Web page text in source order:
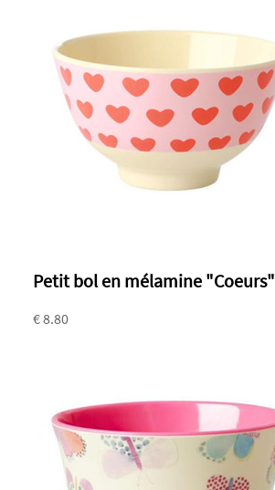
Petit bol en mélamine "Coeurs"
€ 8.80